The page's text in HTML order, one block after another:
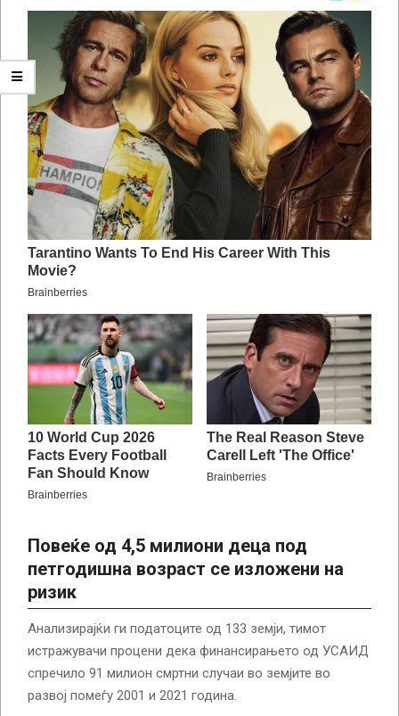
Повеќе од 4,5 милиони деца под
петгодишна возраст се изложени на
ризик
Анализирајќи ги податоците од 133 земји, тимот
истражувачи процени дека финансирањето од УСАИД
спречило 91 милион смртни случаи во земјите во
развој помеѓу 2001 и 2021 година.